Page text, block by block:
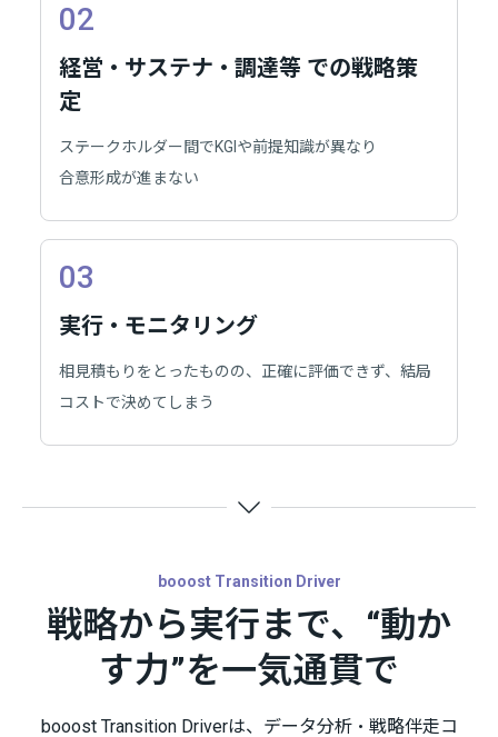
02
経営・サステナ・調達等 での戦略策
定
ステークホルダー間でKGIや前提知識が異なり
合意形成が進まない​
03
実行・モニタリング
相見積もりをとったものの、正確に評価できず、結局
コストで決めてしまう
booost Transition Driver
戦略から実行まで、“動か
す力”を一気通貫で​
booost Transition Driverは、データ分析・戦略伴走コ